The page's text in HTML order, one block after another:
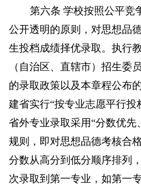
第六条 学校按照公平竞
公开透明的原则，对思想品
生投档成绩择优录取。执行
（自治区、直辖市）招生委
的录取政策以及本章程公布
建省实行“按专业志愿平行投
省外专业录取采用“分数优先
规则，即对思想品德考核合
分数从高分到低分顺序排列
次录取到第一专业，如第一